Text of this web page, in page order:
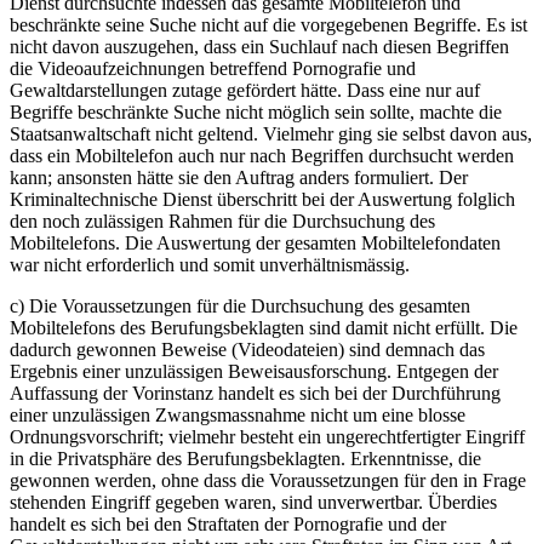
beschränkte seine Suche nicht auf die vorgegebenen Begriffe. Es ist
nicht davon auszugehen, dass ein Suchlauf nach diesen Begriffen
die Videoaufzeichnungen betreffend Pornografie und
Gewaltdarstellungen zutage gefördert hätte. Dass eine nur auf
Begriffe beschränkte Suche nicht möglich sein sollte, machte die
Staatsanwaltschaft nicht geltend. Vielmehr ging sie selbst davon aus,
dass ein Mobiltelefon auch nur nach Begriffen durchsucht werden
kann; ansonsten hätte sie den Auftrag anders formuliert. Der
Kriminaltechnische Dienst überschritt bei der Auswertung folglich
den noch zulässigen Rahmen für die Durchsuchung des
Mobiltelefons. Die Auswertung der gesamten Mobiltelefondaten
war nicht erforderlich und somit unverhältnismässig.
c) Die Voraussetzungen für die Durchsuchung des gesamten
Mobiltelefons des Berufungsbeklagten sind damit nicht erfüllt. Die
dadurch gewonnen Beweise (Videodateien) sind demnach das
Ergebnis einer unzulässigen Beweisausforschung. Entgegen der
Auffassung der Vorinstanz handelt es sich bei der Durchführung
einer unzulässigen Zwangsmassnahme nicht um eine blosse
Ordnungsvorschrift; vielmehr besteht ein ungerechtfertigter Eingriff
in die Privatsphäre des Berufungsbeklagten. Erkenntnisse, die
gewonnen werden, ohne dass die Voraussetzungen für den in Frage
stehenden Eingriff gegeben waren, sind unverwertbar. Überdies
handelt es sich bei den Straftaten der Pornografie und der